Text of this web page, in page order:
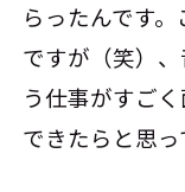
らったんです
ですが（笑）
う仕事がすご
できたらと思っ